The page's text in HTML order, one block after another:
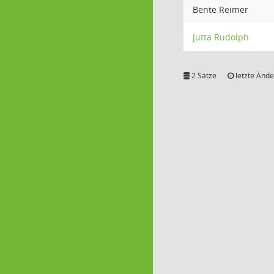
Bente Reimer
Jutta Rudolph
2 Sätze letzte